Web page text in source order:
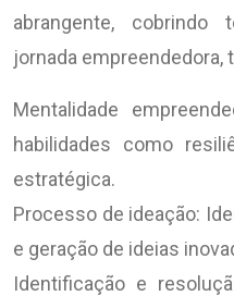
abrangente,
jornada empreendedora,
Mentalidade
habilidades como
estratégica.
Processo de ideação:
e geração de ideias
Identificação e